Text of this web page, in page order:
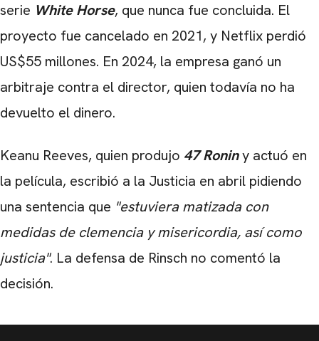
serie White Horse, que nunca fue concluida. El
proyecto fue cancelado en 2021, y Netflix perdió
US$55 millones. En 2024, la empresa ganó un
arbitraje contra el director, quien todavía no ha
devuelto el dinero.
Keanu Reeves, quien produjo 47 Roniny actuó en
la película, escribió a la Justicia en abril pidiendo
una sentencia que "estuviera matizada con
medidas de clemencia y misericordia, así como
justicia". La defensa de Rinsch no comentó la
decisión.